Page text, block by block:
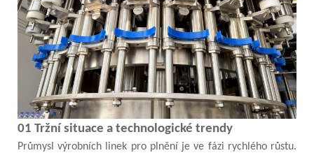
01 Tržní situace a technologické trendy
Průmysl výrobních linek pro plnění je ve fázi rychlého růstu.